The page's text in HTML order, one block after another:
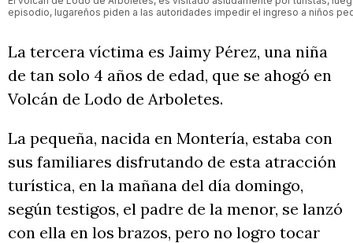
episodio, lugareños piden a las autoridades impedir el ingreso a niños
La tercera víctima es Jaimy Pérez, una niña
de tan solo 4 años de edad, que se ahogó en
Volcán de Lodo de Arboletes.
La pequeña, nacida en Montería, estaba con
sus familiares disfrutando de esta atracción
turística, en la mañana del día domingo,
según testigos, el padre de la menor, se lanzó
con ella en los brazos, pero no logro tocar